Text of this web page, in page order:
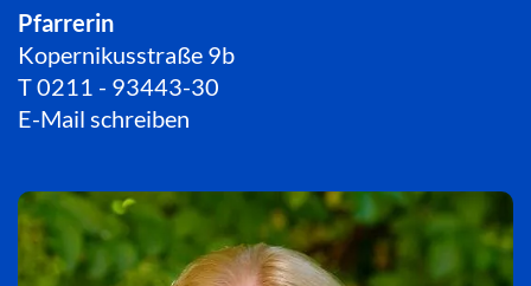
Pfarrerin
Kopernikusstraße 9b
T0211 - 93443-30
E-Mail schreiben